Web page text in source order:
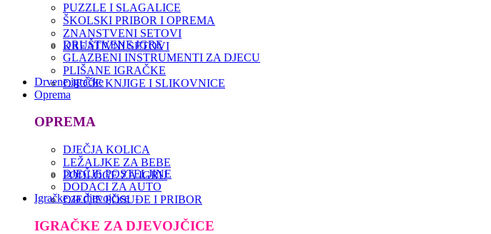
PUZZLE I SLAGALICE
ŠKOLSKI PRIBOR I OPREMA
ZNANSTVENI SETOVI
KREATIVNI SETOVI
DRUŠTVENE IGRE
GLAZBENI INSTRUMENTI ZA DJECU
PLIŠANE IGRAČKE
DJEČJE KNJIGE I SLIKOVNICE
Drvene igračke
Oprema
OPREMA
DJEČJA KOLICA
LEŽALJKE ZA BEBE
PODLOGE ZA IGRU
DJEČJE POSTELJINE
DODACI ZA AUTO
DJEČJE POSUĐE I PRIBOR
Igračke za djevojčice
IGRAČKE ZA DJEVOJČICE